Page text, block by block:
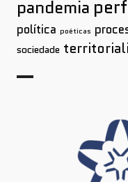
pandemia
política poéticas
sociedade